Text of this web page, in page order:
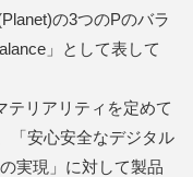
の3つのPのバラ
」として表して
テリアリティを定めて
「安心安全なデジタル
実現」に対して製品